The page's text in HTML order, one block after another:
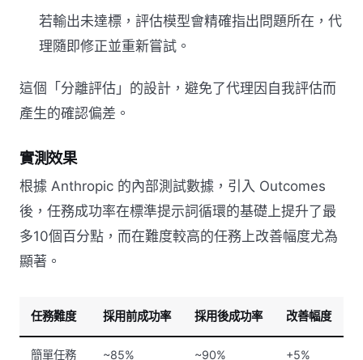
若輸出未達標，評估模型會精確指出問題所在，代
理隨即修正並重新嘗試。
這個「分離評估」的設計，避免了代理因自我評估而
產生的確認偏差。
實測效果
根據 Anthropic 的內部測試數據，引入 Outcomes
後，任務成功率在標準提示詞循環的基礎上提升了最
多10個百分點，而在難度較高的任務上改善幅度尤為
顯著。
任務難度 採用前成功率 採用後成功率 改善幅度
簡單任務 ~85% ~90% +5%